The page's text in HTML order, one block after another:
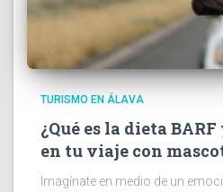
TURISMO EN ÁLAVA
¿Qué es la dieta
en tu viaje con
Imagínate en medio de un